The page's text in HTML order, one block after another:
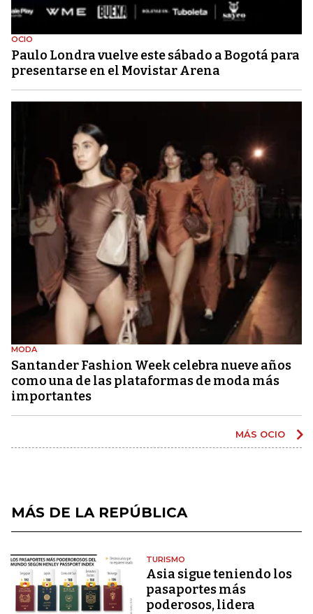
OCIO
Paulo Londra vuelve este sábado a Bogotá para
presentarse en el Movistar Arena
MODA
Santander Fashion Week celebra nueve años
como una de las plataformas de moda más
importantes
MÁS OCIO
MÁS DE LA REPÚBLICA
TURISMO
Asia sigue teniendo los
pasaportes más
poderosos, lidera